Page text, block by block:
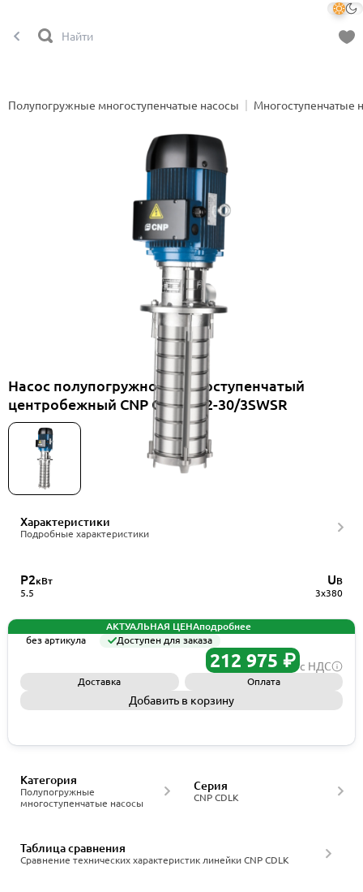
Полупогружные многоступенчатые насосы Многоступенчатые
Насос полупогружной многоступенчатый
центробежный CNP CDLKF32-30/3SWSR
Характеристики
Подробные характеристики
P2кВт
5.5
UВ
3x380
АКТУАЛЬНАЯ ЦЕНАподробнее
без артикула
Доступен для заказа
212 975 ₽ с НДС
Доставка Оплата
Добавить в корзину
Полупогружные
многоступенчатые насосы
Категория
CNP CDLK
Серия
Сравнение технических характеристик линейки CNP CDLK
Таблица сравнения